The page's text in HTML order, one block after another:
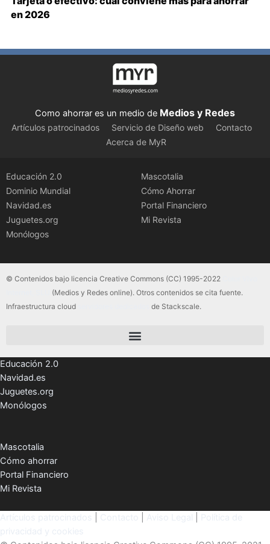
en 2026
Como ahorrar es un medio de Medios y Redes
Artículos patrocinados Servicio de Diseño web
Contacto
Acerca de MyR
Educación 2.0
Dominio Mundial
Navidad.es
Juguetes.org
Monólogos
Mascotalia
Cómo Ahorrar
Portal Financiero
Mi Revista
© Contenidos bajo licencia Creative Commons (CC) 1995-2022
(Medios y Redes online). Otros contenidos se cita fuente.
Infraestructura cloud
de Stackscale.
Educación 2.0
Navidad.es
Juguetes.org
Monólogos
Mascotalia
Cómo ahorrar
Portal Financiero
Mi Revista